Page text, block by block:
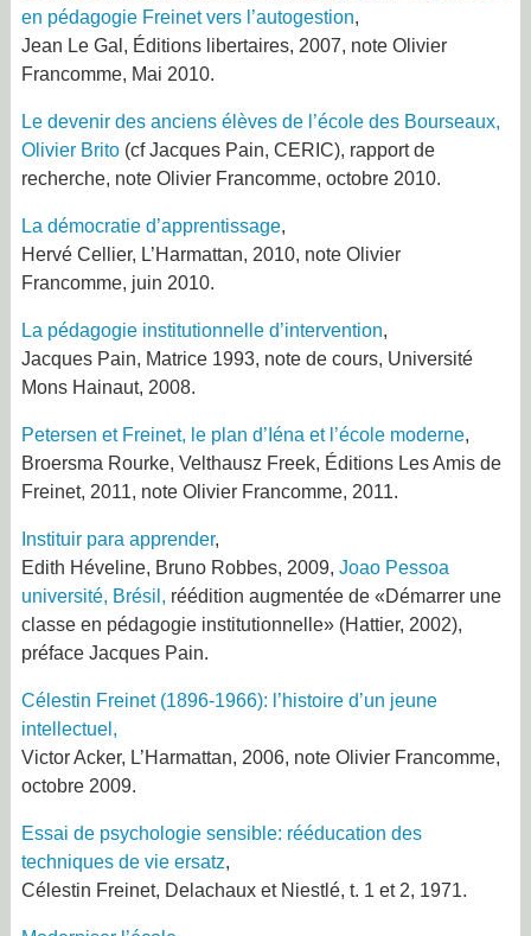
en pédagogie Freinet vers l’autogestion,
Jean Le Gal, Éditions libertaires, 2007, note Olivier
Francomme, Mai 2010.
Le devenir des anciens élèves de l’école des Bourseaux,
Olivier Brito(cf Jacques Pain, CERIC), rapport de
recherche, note Olivier Francomme, octobre 2010.
La démocratie d’apprentissage,
Hervé Cellier, L’Harmattan, 2010, note Olivier
Francomme, juin 2010.
La pédagogie institutionnelle d’intervention,
Jacques Pain, Matrice 1993, note de cours, Université
Mons Hainaut, 2008.
Petersen et Freinet, le plan d’Iéna et l’école moderne,
Broersma Rourke, Velthausz Freek, Éditions Les Amis de
Freinet, 2011, note Olivier Francomme, 2011.
Instituir para apprender,
Edith Héveline, Bruno Robbes, 2009, Joao Pessoa
université, Brésil, réédition augmentée de «Démarrer une
classe en pédagogie institutionnelle» (Hattier, 2002),
préface Jacques Pain.
Célestin Freinet (1896-1966): l’histoire d’un jeune
intellectuel ,
Victor Acker, L’Harmattan, 2006, note Olivier Francomme,
octobre 2009.
Essai de psychologie sensible: rééducation des
techniques de vie ersatz,
Célestin Freinet, Delachaux et Niestlé, t. 1 et 2, 1971.